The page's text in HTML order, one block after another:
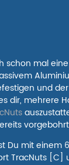
schon mal
und
dir, mehrere
Du mit einem
TracNuts